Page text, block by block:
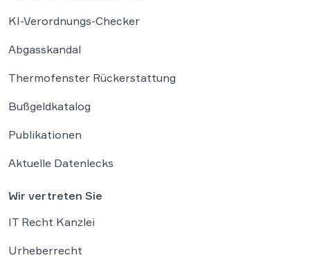
KI-Verordnungs-Checker
Abgasskandal
Thermofenster Rückerstattung
Bußgeldkatalog
Publikationen
Aktuelle Datenlecks
Wir vertreten Sie
IT Recht Kanzlei
Urheberrecht